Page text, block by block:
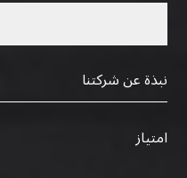
نبذة عن شركتنا
امتياز